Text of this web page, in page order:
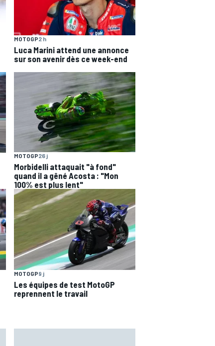
MOTOGP2 h
Luca Marini attend une annonce
sur son avenir dès ce week-end
MOTOGP26 j
Morbidelli attaquait "à fond"
quand il a gêné Acosta : "Mon
100% est plus lent"
MOTOGP9 j
Les équipes de test MotoGP
reprennent le travail